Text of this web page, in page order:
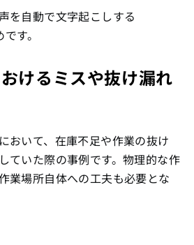
を自動で文字起こしする
す。
けるミスや抜け漏れ
おいて、在庫不足や作業の抜け
ていた際の事例です。物理的な作
業場所自体への工夫も必要とな